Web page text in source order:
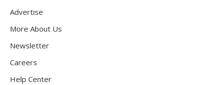
Advertise
More About Us
Newsletter
Careers
Help Center